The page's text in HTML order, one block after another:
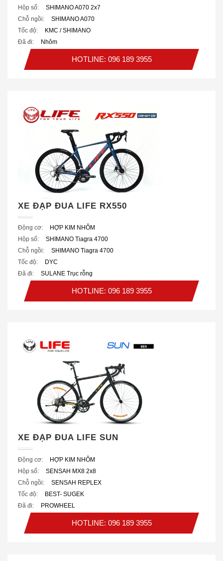
Hộp số:
SHIMANO A070 2x7
Chỗ ngồi:
SHIMANO A070
Tốc độ:
KMC / SHIMANO
Đã đi:
Nhôm
HOTLINE: 096 189 3955
XE ĐẠP ĐUA LIFE RX550
Động cơ:
HỢP KIM NHÔM
Hộp số:
SHIMANO Tiagra 4700
Chỗ ngồi:
SHIMANO Tiagra 4700
Tốc độ:
DYC
Đã đi:
SULANE Trục rỗng
HOTLINE: 096 189 3955
XE ĐẠP ĐUA LIFE SUN
Động cơ:
HỢP KIM NHÔM
Hộp số:
SENSAH MX8 2x8
Chỗ ngồi:
SENSAH REPLEX
Tốc độ:
BEST- SUGEK
Đã đi:
PROWHEEL
HOTLINE: 096 189 3955